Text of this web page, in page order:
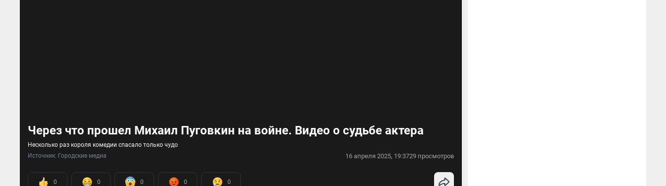
Через что прошел Михаил Пуговкин на войне. Видео о судьбе актера
Несколько раз короля комедии спасало только чудо
Источник: Городские медиа 16 апреля 2025, 19:3729 просмотров
0 0 0 0 0